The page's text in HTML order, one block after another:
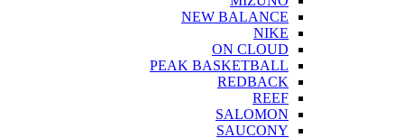
NEW BALANCE
NIKE
ON CLOUD
PEAK BASKETBALL
REDBACK
REEF
SALOMON
SAUCONY